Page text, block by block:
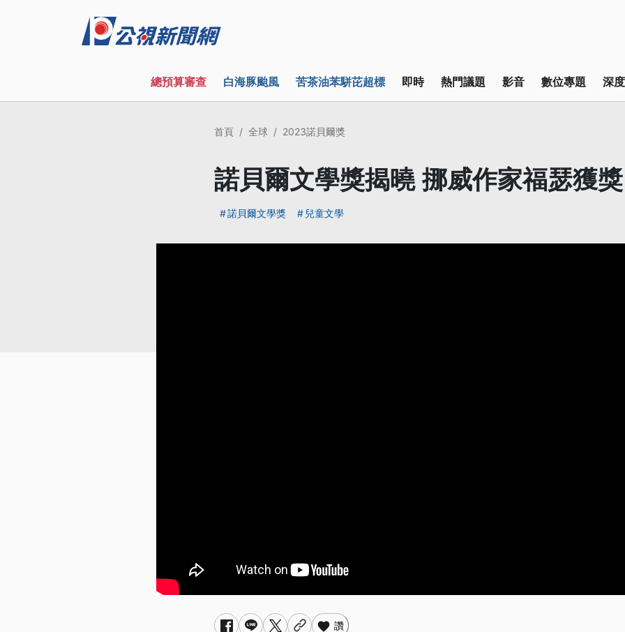
總預算審查 白海豚颱風 苦茶油苯駢芘超標 即時 熱門議題 影音 數位專題 深
首頁 全球 2023諾貝爾獎
諾貝爾文學獎揭曉 挪威作家福瑟獲獎
諾貝爾文學獎 兒童文學
讚